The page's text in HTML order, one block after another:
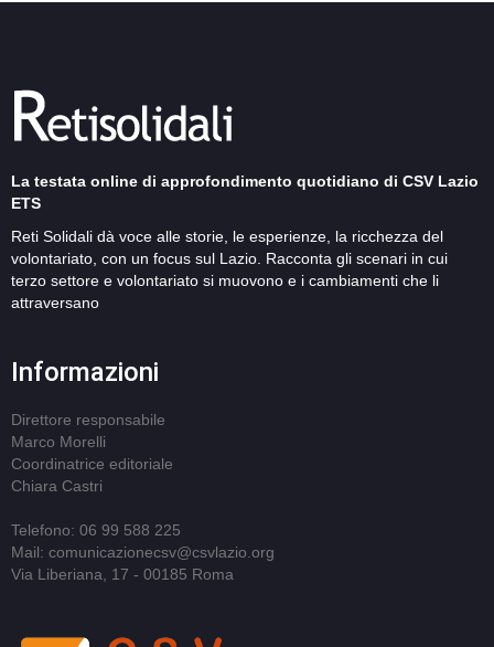
La testata online di approfondimento quotidiano di CSV Lazio
ETS
Reti Solidali dà voce alle storie, le esperienze, la ricchezza del
volontariato, con un focus sul Lazio. Racconta gli scenari in cui
terzo settore e volontariato si muovono e i cambiamenti che li
attraversano
Informazioni
Direttore responsabile
Marco Morelli
Coordinatrice editoriale
Chiara Castri
Telefono: 06 99 588 225
Mail: comunicazionecsv@csvlazio.org
Via Liberiana, 17 - 00185 Roma